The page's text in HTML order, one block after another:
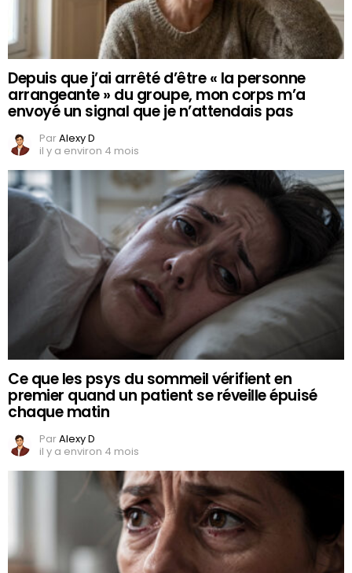
Depuis que j’ai arrêté d’être « la personne
arrangeante » du groupe, mon corps m’a
envoyé un signal que je n’attendais pas
ParAlexy D
il y a environ 4 mois
Ce que les psys du sommeil vérifient en
premier quand un patient se réveille épuisé
chaque matin
ParAlexy D
il y a environ 4 mois